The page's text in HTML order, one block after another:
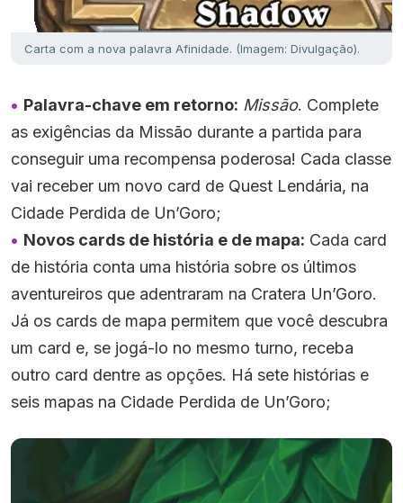
Carta com a nova palavra Afinidade. (Imagem: Divulgação).
Palavra-chave em retorno: Missão. Complete
as exigências da Missão durante a partida para
conseguir uma recompensa poderosa! Cada classe
vai receber um novo card de Quest Lendária, na
Cidade Perdida de Un’Goro;
Novos cards de história e de mapa: Cada card
de história conta uma história sobre os últimos
aventureiros que adentraram na Cratera Un’Goro.
Já os cards de mapa permitem que você descubra
um card e, se jogá-lo no mesmo turno, receba
outro card dentre as opções. Há sete histórias e
seis mapas na Cidade Perdida de Un’Goro;